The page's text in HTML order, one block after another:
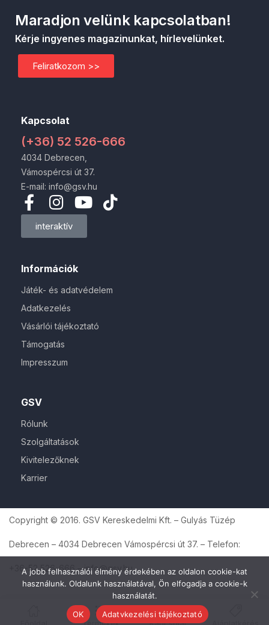
GSV
Rólunk
Szolgáltatások
Kivitelezőknek
Karrier
Információk
Játék- és adatvédelem
Adatkezelés
Vásárlói tájékoztató
Támogatás
Impresszum
Kapcsolat
(+36) 52 526-666
4034 Debrecen,
Vámospércsi út 37.
E-mail: info@gsv.hu
interaktív
Maradjon velünk kapcsolatban!
Kérje ingyenes magazinunkat, hírlevelünket.
Feliratkozom >>
Copyright © 2016. GSV Kereskedelmi Kft. – Gulyás Tüzép
Debrecen – 4034 Debrecen Vámospércsi út 37. – Telefon:
+36-52 526-666 – info@gsv.hu
A jobb felhasználói élmény érdekében az oldalon cookie-kat
használunk. Oldalunk használatával, Ön elfogadja a cookie-k
használatát.
OK
Adatvkezelési tájékoztató